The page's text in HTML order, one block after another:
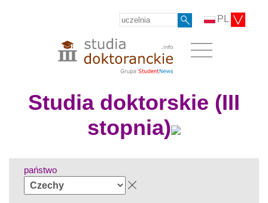
PL
Studia doktorskie (III
stopnia)
państwo